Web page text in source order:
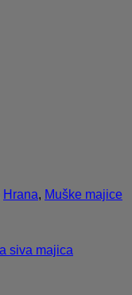
Hrana, Muške majice